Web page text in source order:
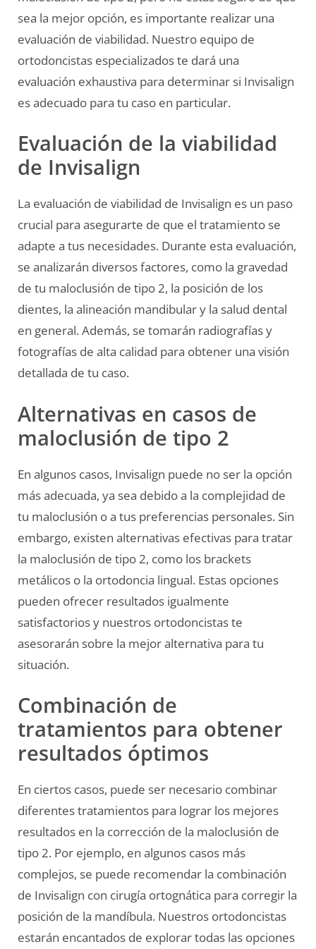
sea la mejor opción, es importante realizar una
evaluación de viabilidad. Nuestro equipo de
ortodoncistas especializados te dará una
evaluación exhaustiva para determinar si Invisalign
es adecuado para tu caso en particular.
Evaluación de la viabilidad
de Invisalign
La evaluación de viabilidad de Invisalign es un paso
crucial para asegurarte de que el tratamiento se
adapte a tus necesidades. Durante esta evaluación,
se analizarán diversos factores, como la gravedad
de tu maloclusión de tipo 2, la posición de los
dientes, la alineación mandibular y la salud dental
en general. Además, se tomarán radiografías y
fotografías de alta calidad para obtener una visión
detallada de tu caso.
Alternativas en casos de
maloclusión de tipo 2
En algunos casos, Invisalign puede no ser la opción
más adecuada, ya sea debido a la complejidad de
tu maloclusión o a tus preferencias personales. Sin
embargo, existen alternativas efectivas para tratar
la maloclusión de tipo 2, como los brackets
metálicos o la ortodoncia lingual. Estas opciones
pueden ofrecer resultados igualmente
satisfactorios y nuestros ortodoncistas te
asesorarán sobre la mejor alternativa para tu
situación.
Combinación de
tratamientos para obtener
resultados óptimos
En ciertos casos, puede ser necesario combinar
diferentes tratamientos para lograr los mejores
resultados en la corrección de la maloclusión de
tipo 2. Por ejemplo, en algunos casos más
complejos, se puede recomendar la combinación
de Invisalign con cirugía ortognática para corregir la
posición de la mandíbula. Nuestros ortodoncistas
estarán encantados de explorar todas las opciones